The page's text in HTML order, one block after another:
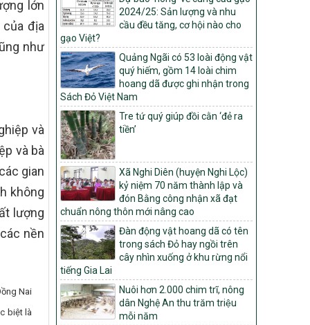
lớn
địa
như
và
và bà
gian
không
lượng
nền
Nai
biệt là
Môi trường
Quyết định số: 26/2026/QĐ-TTg
Quyết định ban hành Bộ tiêu chí và quy
trình đánh giá, phân hạng sản phẩm Mỗi
xã một sản phẩm
số: 19/2026/QĐ-TTg
Quy định điều kiện, trình tự, thủ tục, hồ sơ
xét, công nhận, công bố và thu hồi quyết
định công nhận xã đạt chuẩn nông thôn
mới, xã đạt nông thôn mới hiện đại và
tỉnh, thành phố hoàn thành nhiệm vụ xây
dựng nông thôn mới giai đoạn 2026 –
2030
Quyết định số 16/2026/QĐ-TTg
Quy định nguyên tắc, tiêu chí, định mức
phân bổ ngân sách trung ương và tỉ lệ
vốn đối ứng ngân sách của địa phương
thực hiện Chương trình mục tiêu quốc gia
xây dựng nông thôn mới, giảm nghèo
bền vững và phát triển kinh tế – xã hội
vùng đồng bào dân tộc thiểu số và miền
núi giai đoạn 2026 – 2030
2024/25: Sản lượng và nhu
cầu đều tăng, cơ hội nào cho
gạo Việt?
Quảng Ngãi có 53 loài động vật
quý hiếm, gồm 14 loài chim
hoang dã được ghi nhận trong
Sách Đỏ Việt Nam
Tre tứ quý giúp đồi cằn ‘đẻ ra
tiền’
Xã Nghi Diên (huyện Nghi Lộc)
kỷ niệm 70 năm thành lập và
đón Bằng công nhận xã đạt
chuẩn nông thôn mới nâng cao
Đàn động vật hoang dã có tên
trong sách Đỏ hay ngồi trên
cây nhìn xuống ở khu rừng nổi
tiếng Gia Lai
Nuôi hơn 2.000 chim trĩ, nông
dân Nghệ An thu trăm triệu
mỗi năm